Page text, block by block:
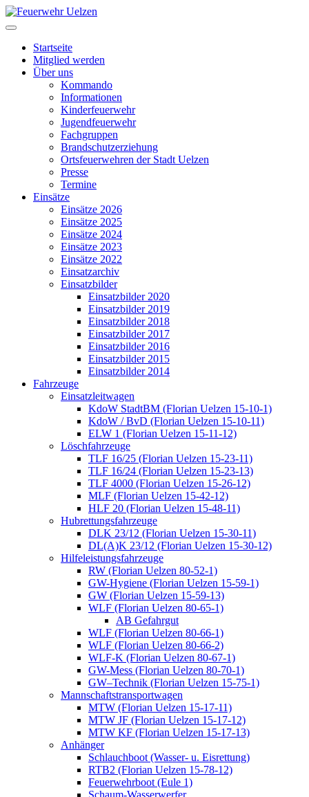
Startseite
Mitglied werden
Über uns
Kommando
Informationen
Kinderfeuerwehr
Jugendfeuerwehr
Fachgruppen
Brandschutzerziehung
Ortsfeuerwehren der Stadt Uelzen
Presse
Termine
Einsätze
Einsätze 2026
Einsätze 2025
Einsätze 2024
Einsätze 2023
Einsätze 2022
Einsatzarchiv
Einsatzbilder
Einsatzbilder 2020
Einsatzbilder 2019
Einsatzbilder 2018
Einsatzbilder 2017
Einsatzbilder 2016
Einsatzbilder 2015
Einsatzbilder 2014
Fahrzeuge
Einsatzleitwagen
KdoW StadtBM (Florian Uelzen 15-10-1)
KdoW / BvD (Florian Uelzen 15-10-11)
ELW 1 (Florian Uelzen 15-11-12)
Löschfahrzeuge
TLF 16/25 (Florian Uelzen 15-23-11)
TLF 16/24 (Florian Uelzen 15-23-13)
TLF 4000 (Florian Uelzen 15-26-12)
MLF (Florian Uelzen 15-42-12)
HLF 20 (Florian Uelzen 15-48-11)
Hubrettungsfahrzeuge
DLK 23/12 (Florian Uelzen 15-30-11)
DL(A)K 23/12 (Florian Uelzen 15-30-12)
Hilfeleistungsfahrzeuge
RW (Florian Uelzen 80-52-1)
GW-Hygiene (Florian Uelzen 15-59-1)
GW (Florian Uelzen 15-59-13)
WLF (Florian Uelzen 80-65-1)
AB Gefahrgut
WLF (Florian Uelzen 80-66-1)
WLF (Florian Uelzen 80-66-2)
WLF-K (Florian Uelzen 80-67-1)
GW-Mess (Florian Uelzen 80-70-1)
GW–Technik (Florian Uelzen 15-75-1)
Mannschaftstransportwagen
MTW (Florian Uelzen 15-17-11)
MTW JF (Florian Uelzen 15-17-12)
MTW KF (Florian Uelzen 15-17-13)
Anhänger
Schlauchboot (Wasser- u. Eisrettung)
RTB2 (Florian Uelzen 15-78-12)
Feuerwehrboot (Eule 1)
Schaum-Wasserwerfer